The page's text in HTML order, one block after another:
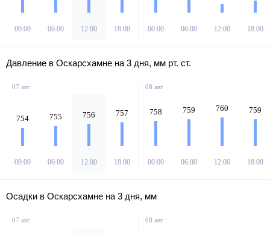
00:00 06:00 12:00 18:00 00:00 06:00 12:00 18:00
Давление в Оскарсхамне на 3 дня, мм рт. ст.
07 авг
754
00:00
755
06:00
756
12:00
757
18:00
08 авг
758
00:00
759
06:00
760
12:00
759
18:00
Осадки в Оскарсхамне на 3 дня, мм
07 авг 08 авг